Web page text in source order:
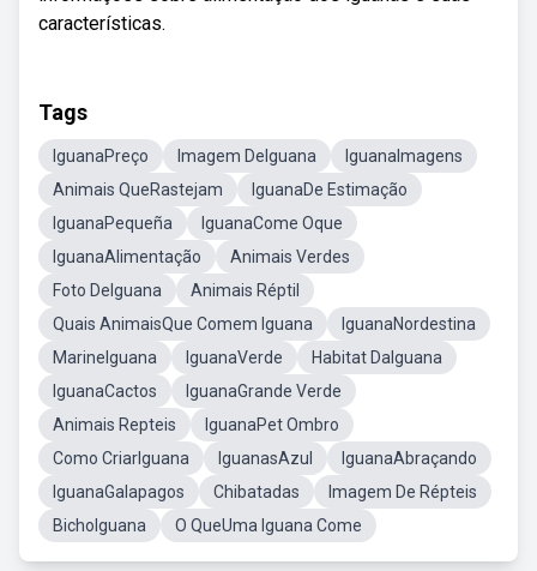
características.
Tags
IguanaPreço Imagem DeIguana
IguanaImagens
Animais QueRastejam
IguanaDe Estimação
IguanaPequeña
IguanaCome Oque
IguanaAlimentação
Animais Verdes
Foto DeIguana
Animais Réptil
Quais AnimaisQue Comem Iguana
IguanaNordestina
MarineIguana
IguanaVerde
Habitat DaIguana
IguanaCactos
IguanaGrande Verde
Animais Repteis
IguanaPet Ombro
Como CriarIguana
IguanasAzul
IguanaAbraçando
IguanaGalapagos
Chibatadas
Imagem De Répteis
BichoIguana
O QueUma Iguana Come